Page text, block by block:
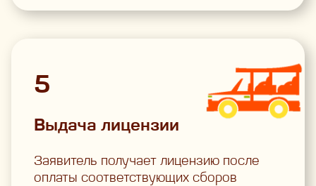
5
Выдача лицензии
Заявитель получает лицензию после
оплаты соответствующих сборов